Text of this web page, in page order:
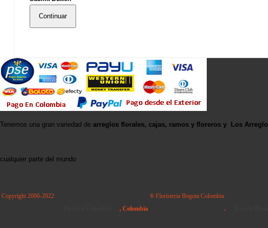
Continuar
Tenemos una gran variedad de arreglos florales, cajas, ramos y floreros y Los
cualquier parte del mundo
Copyright 2006-2022
, Colombia
® Floristeria Bogota Colombia
.